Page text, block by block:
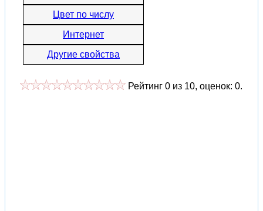
Цвет по числу
Интернет
Другие свойства
Рейтинг 0 из 10, оценок: 0.